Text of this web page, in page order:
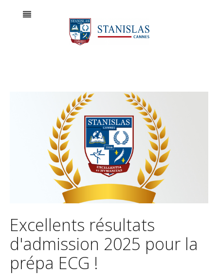
Excellents résultats
d'admission 2025 pour la
prépa ECG !